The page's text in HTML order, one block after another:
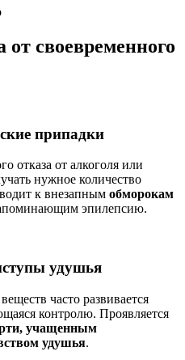
от своевременного
припадки
отказа от алкоголя или
нужное количество
к внезапным обморокам
эпилепсию.
удушья
часто развивается
контролю. Проявляется
учащенным
удушья.